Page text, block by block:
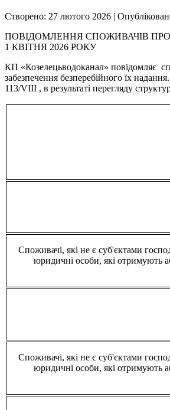
Створено: 27 лютого 2026 |
ПОВІДОМЛЕННЯ СПОЖИВАЧІВ
1 КВІТНЯ 2026 РОКУ
КП «Козелецьводоканал» повідомляє
забезпечення безперебійного їх
113/VIII , в результаті перегляду
Споживачі, які не є суб'єктами
юридичні особи, які отримують
Споживачі, які не є суб'єктами
юридичні особи, які отримують